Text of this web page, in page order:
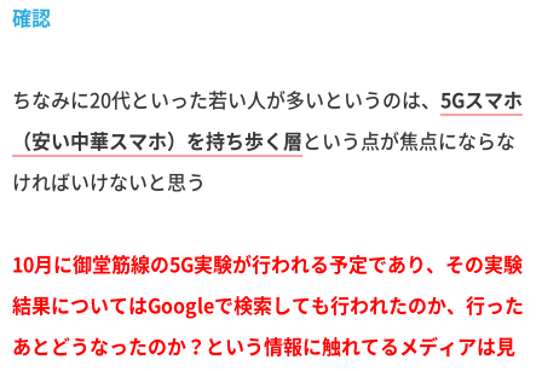
確認
ちなみに20代といった若い人が多いというのは、 5Gスマホ
（安い中華スマホ）を持ち歩く層という点が焦点にならな
ければいけないと思う
10月に御堂筋線の5G実験が行われる予定であり、その実験
結果についてはGoogleで検索しても行われたのか、行った
あとどうなったのか？という情報に触れてるメディアは見